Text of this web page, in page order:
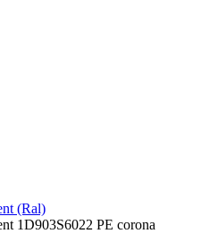
(Ral)
1D903S6022 PE corona